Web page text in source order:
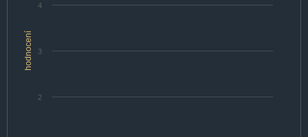
hodnocení
2
3
4